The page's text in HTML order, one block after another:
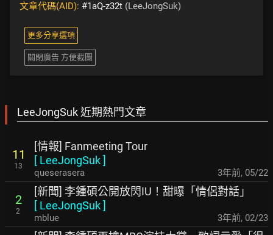
文章代碼(AID): #1aQ-z32t (LeeJongSuk)
更多分享選項
關閉廣告 方便截圖
LeeJongSuk 近期熱門文章
11
13
[情報] Fanmeeting Tour
[ LeeJongSuk]
queserasera 3年前, 05/22
2
2
[新聞] 李鍾碩公開放閃IU！甜曝「情侶對話」
[ LeeJongSuk]
mblue 3年前, 02/23